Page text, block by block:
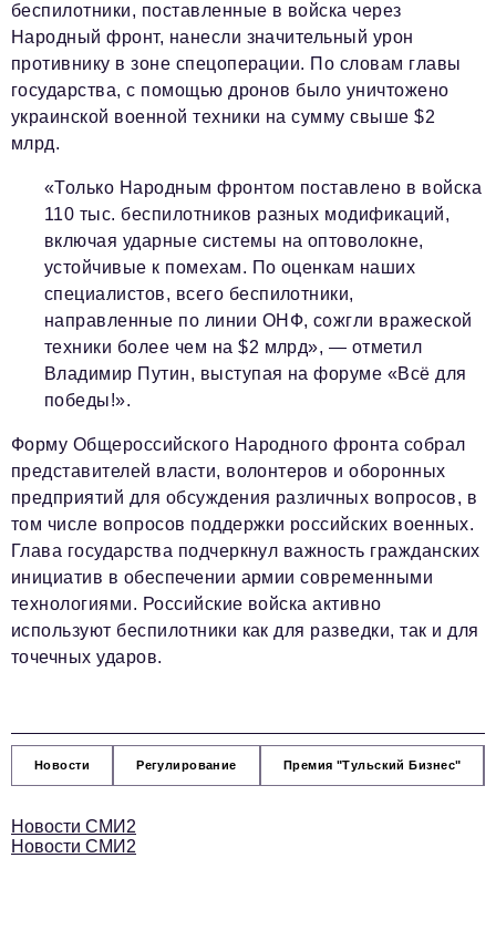
Отдел по работе с партнерами
partner@business-magazine.online
беспилотники, поставленные в войска через
Народный фронт, нанесли значительный урон
противнику в зоне спецоперации. По словам главы
государства, с помощью дронов было уничтожено
украинской военной техники на сумму свыше $2
млрд.
«Только Народным фронтом поставлено в войска
110 тыс. беспилотников разных модификаций,
включая ударные системы на оптоволокне,
устойчивые к помехам. По оценкам наших
специалистов, всего беспилотники,
направленные по линии ОНФ, сожгли вражеской
техники более чем на $2 млрд», — отметил
Владимир Путин, выступая на форуме «Всё для
победы!».
Форму Общероссийского Народного фронта собрал
представителей власти, волонтеров и оборонных
предприятий для обсуждения различных вопросов, в
том числе вопросов поддержки российских военных.
Глава государства подчеркнул важность гражданских
инициатив в обеспечении армии современными
технологиями. Российские войска активно
используют беспилотники как для разведки, так и для
точечных ударов.
Новости Регулирование Премия "Тульский Бизнес"
Новости СМИ2
Новости СМИ2